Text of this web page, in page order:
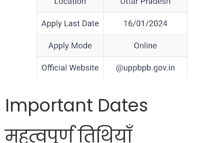
Important Dates
महत्वपूर्ण तिथियाँ